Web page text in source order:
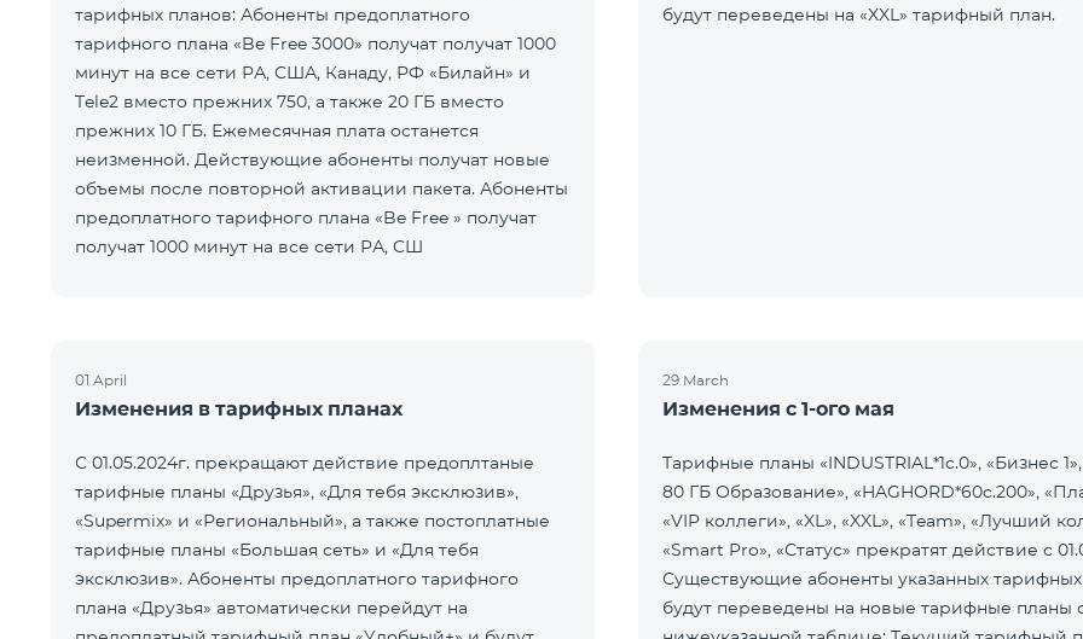
тарифных планов: Абоненты предоплатного
тарифного плана «Be Free 3000» получат получат 1000
минут на все сети РА, США, Канаду, РФ «Билайн» и
Tele2 вместо прежних 750, а также 20 ГБ вместо
прежних 10 ГБ. Ежемесячная плата останется
неизменной. Действующие абоненты получат новые
объемы после повторной активации пакета. Абоненты
предоплатного тарифного плана «Be Free » получат
получат 1000 минут на все сети РА, СШ
будут переведены на «XXL» тарифный план.
01 April
Изменения в тарифных планах
С 01.05.2024г. прекращают действие предоплтаные
тарифные планы «Друзья», «Для тебя эксклюзив»,
«Supermix» и «Региональный», а также постоплатные
тарифные планы «Большая сеть» и «Для тебя
эксклюзив». Абоненты предоплатного тарифного
плана «Друзья» автоматически перейдут на
29 March
Изменения с 1-ого мая
Тарифные планы «INDUSTRIAL*1c.0», «Бизнес
80 ГБ Образование», «HAGHORD*60c.200»,
«VIP коллеги», «XL», «XXL», «Team», «Лучший
«Smart Pro», «Статус» прекратят действие с
Существующие абоненты указанных
будут переведены на новые тарифные планы